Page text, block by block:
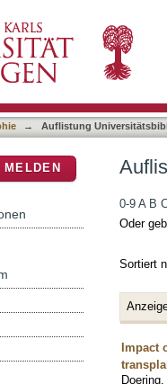
→ Auflistung
0-9 A B
Oder
Sortiert
Impact